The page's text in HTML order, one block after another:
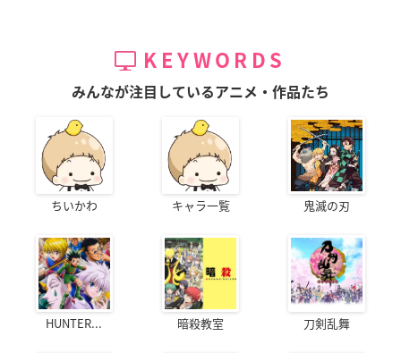
KEYWORDS
みんなが注目しているアニメ・作品たち
ちいかわ キャラ一覧 鬼滅の刃
HUNTER... 暗殺教室 刀剣乱舞